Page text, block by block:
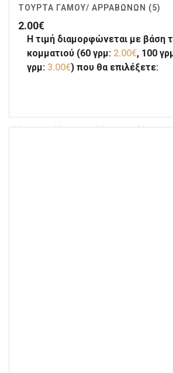
ΤΟΎΡΤΑ ΓΆΜΟΥ/ ΑΡΡΑΒΏΝΩΝ (5)
2.00€
Η τιμή διαμορφώνεται με βάση
κομματιού (60 γρμ: 2.00€, 100
γρμ: 3.00€) που θα επιλέξετε: